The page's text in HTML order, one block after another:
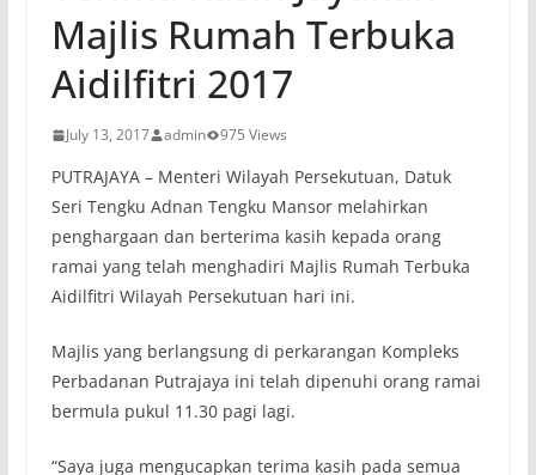
Majlis Rumah Terbuka
Aidilfitri 2017
July 13, 2017 admin 975 Views
PUTRAJAYA – Menteri Wilayah Persekutuan, Datuk
Seri Tengku Adnan Tengku Mansor melahirkan
penghargaan dan berterima kasih kepada orang
ramai yang telah menghadiri Majlis Rumah Terbuka
Aidilfitri Wilayah Persekutuan hari ini.
Majlis yang berlangsung di perkarangan Kompleks
Perbadanan Putrajaya ini telah dipenuhi orang ramai
bermula pukul 11.30 pagi lagi.
“Saya juga mengucapkan terima kasih pada semua